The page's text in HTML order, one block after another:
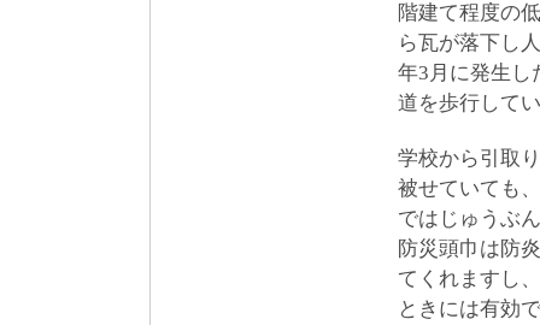
階建て程度の
ら瓦が落下し
年3月に発生し
道を歩行して
学校から引取
被せていても
ではじゅうぶ
防災頭巾は防
てくれますし
ときには有効